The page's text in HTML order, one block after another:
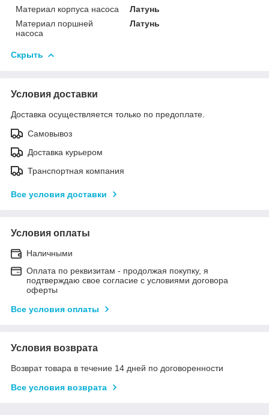
Материал корпуса насоса
Латунь
Материал поршней
насоса
Латунь
Скрыть
Условия доставки
Доставка осуществляется только по предоплате.
Самовывоз
Доставка курьером
Транспортная компания
Все условия доставки
Условия оплаты
Наличными
Оплата по реквизитам - продолжая покупку, я
подтверждаю свое согласие с условиями договора
оферты
Все условия оплаты
Условия возврата
Возврат товара в течение 14 дней по договоренности
Все условия возврата